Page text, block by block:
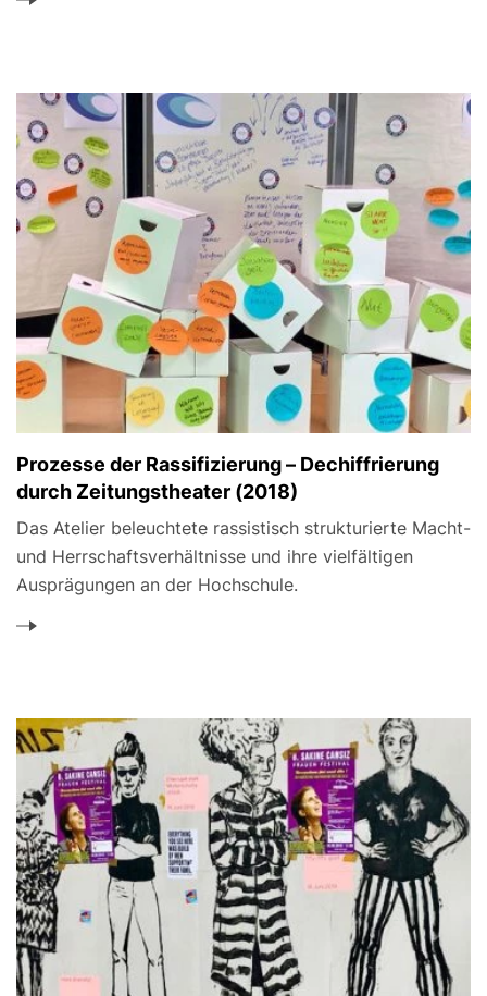
Prozesse der Rassifizierung – Dechiffrierung
durch Zeitungstheater (2018)
Das Atelier beleuchtete rassistisch strukturierte Macht-
und Herrschaftsverhältnisse und ihre vielfältigen
Ausprägungen an der Hochschule.